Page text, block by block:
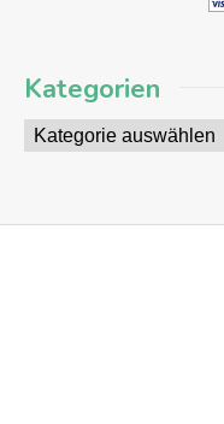
Kategorien